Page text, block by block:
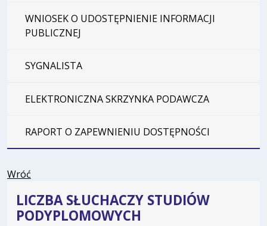
WNIOSEK O UDOSTĘPNIENIE INFORMACJI
PUBLICZNEJ
SYGNALISTA
ELEKTRONICZNA SKRZYNKA PODAWCZA
RAPORT O ZAPEWNIENIU DOSTĘPNOŚCI
Wróć
LICZBA SŁUCHACZY STUDIÓW
PODYPLOMOWYCH